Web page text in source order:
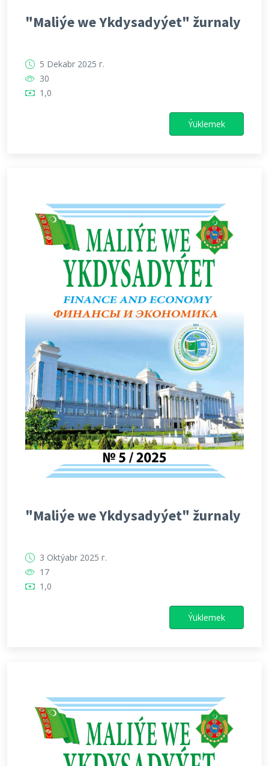
"Maliýe we Ykdysadyýet" žurnaly
5 Dekabr 2025 г.
30
1,0
Ýüklemek
"Maliýe we Ykdysadyýet" žurnaly
3 Oktýabr 2025 г.
17
1,0
Ýüklemek